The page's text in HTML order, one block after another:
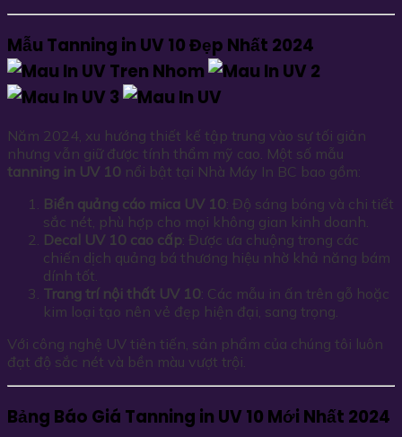
Mẫu Tanning in UV 10 Đẹp Nhất 2024
Năm 2024, xu hướng thiết kế tập trung vào sự tối giản
nhưng vẫn giữ được tính thẩm mỹ cao. Một số mẫu
tanning in UV 10 nổi bật tại Nhà Máy In BC bao gồm:
Biển quảng cáo mica UV 10: Độ sáng bóng và chi tiết
sắc nét, phù hợp cho mọi không gian kinh doanh.
Decal UV 10 cao cấp: Được ưa chuộng trong các
chiến dịch quảng bá thương hiệu nhờ khả năng bám
dính tốt.
Trang trí nội thất UV 10: Các mẫu in ấn trên gỗ hoặc
kim loại tạo nên vẻ đẹp hiện đại, sang trọng.
Với công nghệ UV tiên tiến, sản phẩm của chúng tôi luôn
đạt độ sắc nét và bền màu vượt trội.
Bảng Báo Giá Tanning in UV 10 Mới Nhất 2024